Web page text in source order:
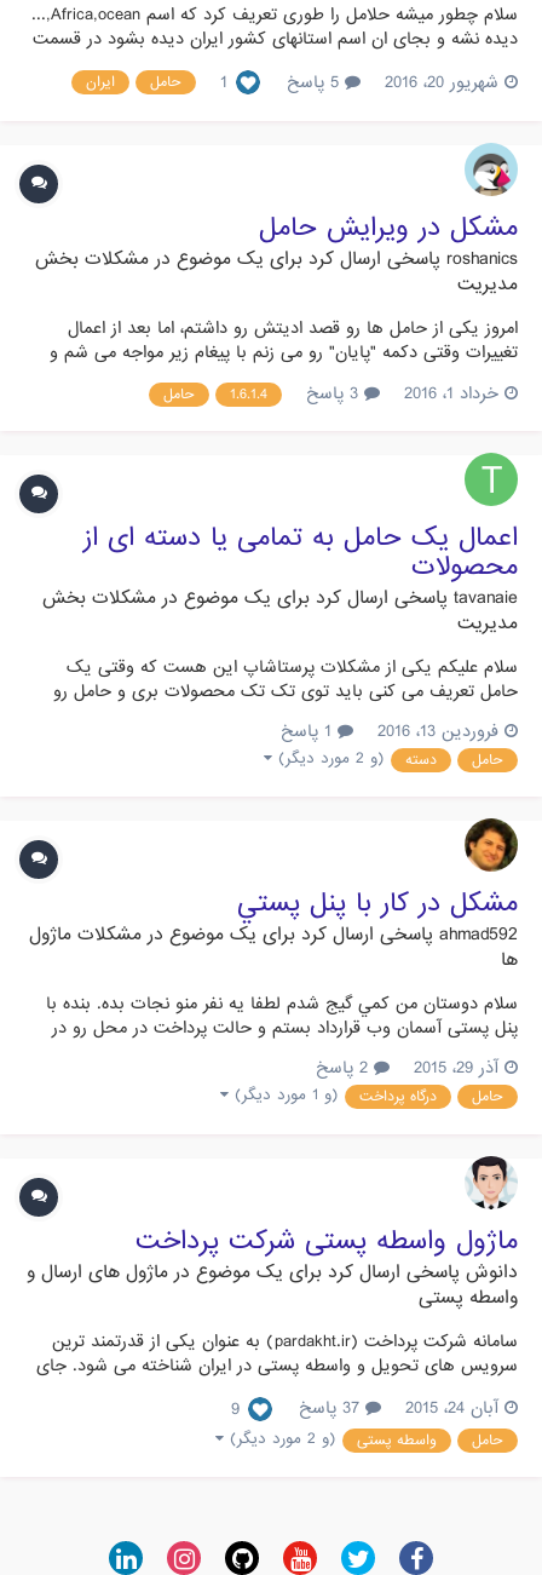
سلام چطور میشه حلامل را طوری تعریف کرد که اسم Africa,ocean,...
دیده نشه و بجای ان اسم استانهای کشور ایران دیده بشود در قسمت
میشن در واقع میخوام هزینه پستی مرسوله را بتونم در قسمت حامل
شهریور 20، 2016 1 حامل ایران
مشکل در ویرایش حامل
roshanics پاسخی ارسال کرد برای یک موضوع در مشکلات بخش
مدیریت
امروز یکی از حامل ها رو قصد ادیتش رو داشتم، اما بعد از اعمال
تغییرات وقتی دکمه "پایان" رو می زنم با پیغام زیر مواجه می شم و
اغییرات ذخیره نمی شه: Alert TECHNICAL ERROR: Details: Error
thrown: [object Object] تو قسمت Console کروم هم این توضیحات
خرداد 1، 2016 1.6.1.4 حامل
اعمال یک حامل به تمامی یا دسته ای از
محصولات
tavanaie پاسخی ارسال کرد برای یک موضوع در مشکلات بخش
مدیریت
سلام علیکم یکی از مشکلات پرستاشاپ این هست که وقتی یک
حامل تعریف می کنی باید توی تک تک محصولات بری و حامل رو
سراغ نداه که بشه راحت حامل رو اضافه کرد؟
فروردین 13، 2016
حامل دسته (و 2 مورد دیگر)
مشكل در كار با پنل پستي
ahmad592 پاسخی ارسال کرد برای یک موضوع در مشکلات ماژول
ها
سلام دوستان من كمي گيج شدم لطفا يه نفر منو نجات بده. بنده با
پنل پستي آسمان وب قرارداد بستم و حالت پرداخت در محل رو در
سايتم قراره فعال كنم. اما وقتي در مورد «پرداخت آنلاين» سوال كردم
به من گفتن مي‌شه اما سفارش‌هايي رو آنلاين پرداخت ميشه بايد
دستي ببريد پست كنيد. من دنبال يه پنل پستي بودم كه سفارش‌...
آذر 29، 2015
حامل درگاه پرداخت (و 1 مورد دیگر)
ماژول واسطه پستی شرکت پرداخت
دانوش پاسخی ارسال کرد برای یک موضوع در ماژول های ارسال و
واسطه پستی
سامانه شرکت پرداخت (pardakht.ir) به عنوان یکی از قدرتمند ترین
سرویس های تحویل و واسطه پستی در ایران شناخته می شود. جای
درخواست شرکت پرداخت این ماژول تهیه و آماده استفاده شما عزیزان
است. این ماژول اولین ماژول از نسل سوم ماژول های پستی نوشته
شده ت...
آبان 24، 2015 9
حامل واسطه پستی (و 2 مورد دیگر)